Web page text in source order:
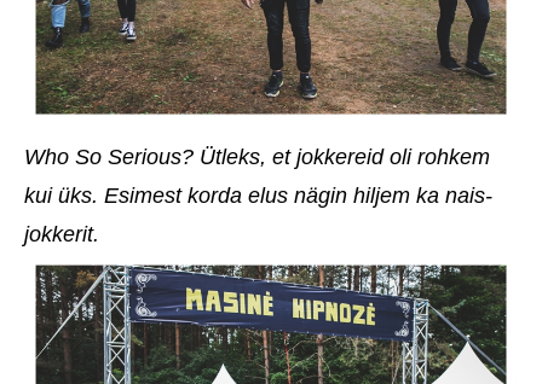
Who So Serious? Ütleks, et jokkereid oli rohkem
kui üks. Esimest korda elus nägin hiljem ka nais-
jokkerit.